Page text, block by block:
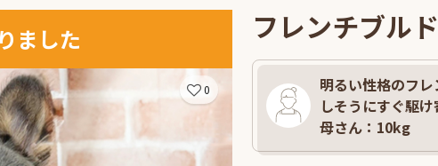
ました
0
フレンチブル
明るい性格のフ
しそうにすぐ駆
母さん：10kg